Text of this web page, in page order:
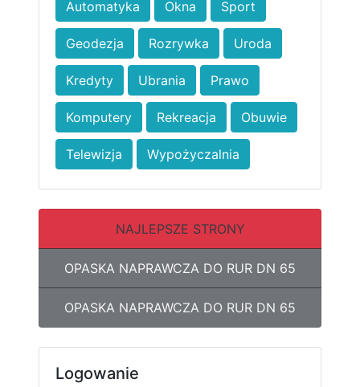
Automatyka Okna Sport
Geodezja Rozrywka Uroda
Kredyty Ubrania Prawo
Komputery Rekreacja Obuwie
Telewizja Wypożyczalnia
NAJLEPSZE STRONY
OPASKA NAPRAWCZA DO RUR DN 65
OPASKA NAPRAWCZA DO RUR DN 65
Logowanie